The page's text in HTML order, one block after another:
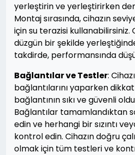
yerleştirin ve yerleştirirken
Montaj sırasında, cihazın
için su terazisi kullanabilirsiniz.
düzgün bir şekilde
takdirde, performansında
Bağlantılar ve Testler:
bağlantılarını yaparken
bağlantının sıkı ve güvenli
Bağlantılar tamamlandıktan
edin ve herhangi bir sızıntı
kontrol edin. Cihazın doğru
olmak için tüm testleri ve